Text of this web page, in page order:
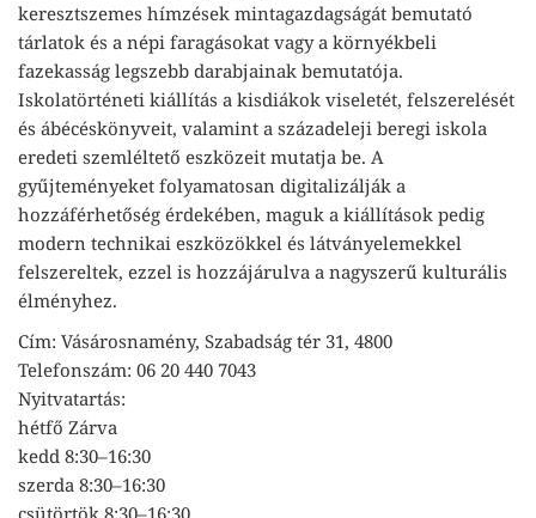
keresztszemes hímzések mintagazdagságát bemutató
tárlatok és a népi faragásokat vagy a környékbeli
fazekasság legszebb darabjainak bemutatója.
Iskolatörténeti kiállítás a kisdiákok viseletét, felszerelését
és ábécéskönyveit, valamint a századeleji beregi iskola
eredeti szemléltető eszközeit mutatja be. A
gyűjteményeket folyamatosan digitalizálják a
hozzáférhetőség érdekében, maguk a kiállítások pedig
modern technikai eszközökkel és látványelemekkel
felszereltek, ezzel is hozzájárulva a nagyszerű kulturális
élményhez.
Cím: Vásárosnamény, Szabadság tér 31, 4800
Telefonszám: 06 20 440 7043
Nyitvatartás:
hétfő Zárva
kedd 8:30–16:30
szerda 8:30–16:30